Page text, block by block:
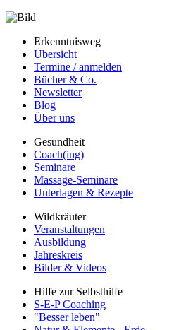
Erkenntnisweg
Übersicht
Termine / anmelden
Bücher & Co.
Newsletter
Blog
Über uns
Gesundheit
Coach(ing)
Seminare
Massage-Seminare
Unterlagen & Rezepte
Wildkräuter
Veranstaltungen
Ausbildung
Jahreskreis
Bilder & Videos
Hilfe zur Selbsthilfe
S-E-P Coaching
"Besser leben"